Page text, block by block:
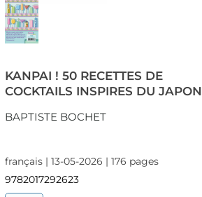
KANPAI ! 50 RECETTES DE
COCKTAILS INSPIRES DU JAPON
BAPTISTE BOCHET
français | 13-05-2026 | 176 pages
9782017292623